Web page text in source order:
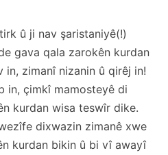
û ji nav şaristaniyê(!)
gava qala zarokên kurdan
in, zimanî nizanin û qirêj in!
in, çimkî mamosteyê di
kurdan wisa teswîr dike.
dixwazin zimanê xwe
kurdan bikin û bi vî awayî